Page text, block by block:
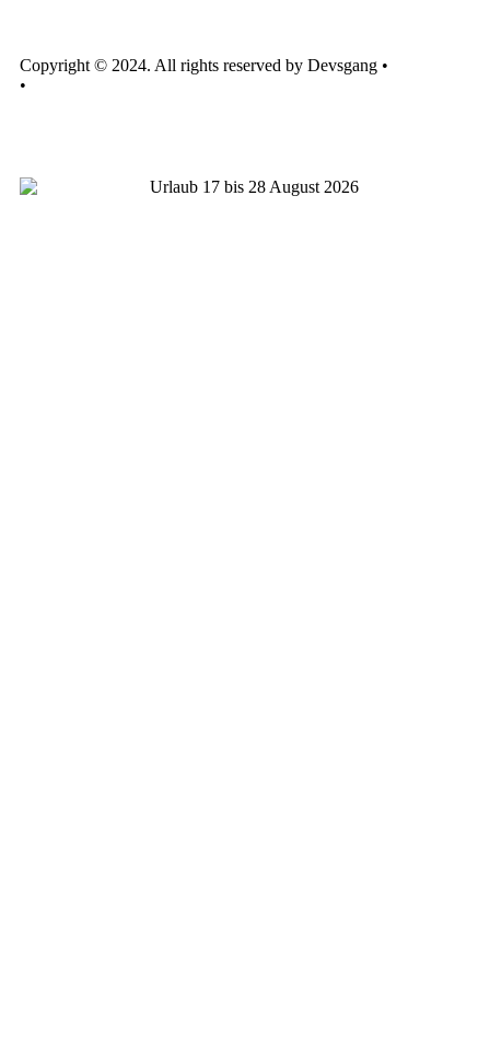
Copyright © 2024. All rights reserved by Devsgang •
•